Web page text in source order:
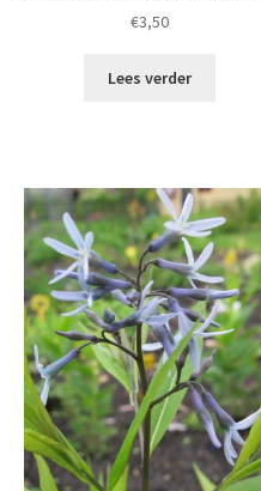
€3,50
Lees verder